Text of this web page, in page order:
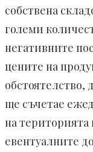
собствена
големи
негативните
цените на
обстоятелство,
ще съчетае
на
евентуалните